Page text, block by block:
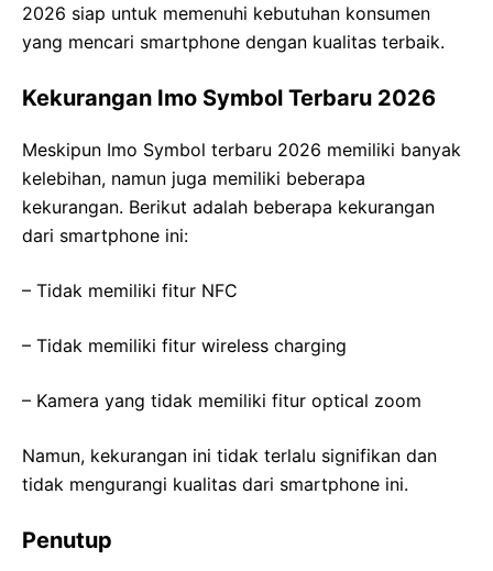
2026 siap untuk memenuhi kebutuhan konsumen
yang mencari smartphone dengan kualitas terbaik.
Kekurangan Imo Symbol Terbaru 2026
Meskipun Imo Symbol terbaru 2026 memiliki banyak
kelebihan, namun juga memiliki beberapa
kekurangan. Berikut adalah beberapa kekurangan
dari smartphone ini:
– Tidak memiliki fitur NFC
– Tidak memiliki fitur wireless charging
– Kamera yang tidak memiliki fitur optical zoom
Namun, kekurangan ini tidak terlalu signifikan dan
tidak mengurangi kualitas dari smartphone ini.
Penutup